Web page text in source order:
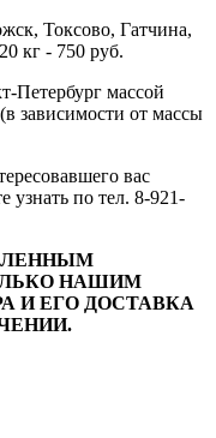
Токсово, Гатчина,
кг - 750 руб.
Петербург массой
зависимости от массы
вас
по тел. 8-921-
НАШИМ
И ЕГО ДОСТАВКА